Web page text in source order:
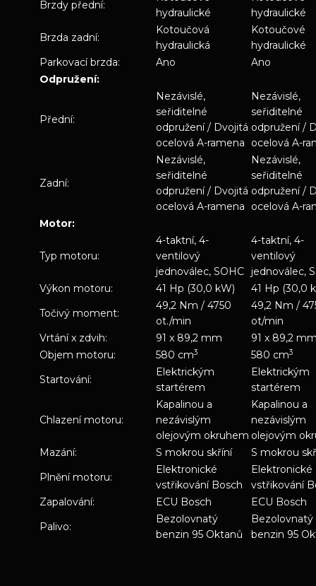
Brzdy přední:
hydraulické
hydraulické
Brzda zadní:
Kotoučová
hydraulická
Kotoučové
hydraulické
Parkovací brzda:
Ano
Ano
Odpružení:
Přední:
Nezávislé,
seřiditelné
odpružení / Dvojitá
ocelová A-ramena
Nezávislé,
seřiditelné
odpružení /
ocelová A-
Zadní:
Nezávislé,
seřiditelné
odpružení / Dvojitá
ocelová A-ramena
Nezávislé,
seřiditelné
odpružení /
ocelová A-
Motor:
Typ motoru:
4-taktní, 4-
ventilový
jednoválec, SOHC
4-taktní, 4-
ventilový
jednoválec,
Výkon motoru:
41 Hp (30,0 kW)
41 Hp (30,0
Točivý moment:
49,2 Nm / 4750
ot./min
49,2 Nm /
ot/min
Vrtání x zdvih:
91 x 89,2 mm
91 x 89,2
Objem motoru:
580 cm3 580 cm3
Startování:
Elektrickým
startérem
Elektrickým
startérem
Chlazení motoru:
Kapalinou a
nezávislým
olejovým okruhem
Kapalinou a
nezávislým
olejovým
Mazání:
S mokrou skříní
S mokrou
Plnění motoru:
Elektronické
vstřikování Bosch
Elektronické
vstřikování
Zapalování:
ECU Bosch
ECU Bosch
Palivo:
Bezolovnatý
benzin 95 Oktanů
Bezolovnatý
benzin 95